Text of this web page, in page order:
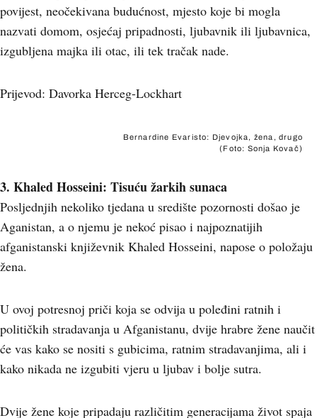
povijest, neočekivana budućnost, mjesto koje bi mogla
nazvati domom, osjećaj pripadnosti, ljubavnik ili ljubavnica,
izgubljena majka ili otac, ili tek tračak nade.
Prijevod: Davorka Herceg-Lockhart
Bernardine Evaristo: Djevojka, žena, drugo
(Foto: Sonja Kovač)
3. Khaled Hosseini: Tisuću žarkih sunaca
Posljednjih nekoliko tjedana u središte pozornosti došao je
Aganistan, a o njemu je nekoć pisao i najpoznatijih
afganistanski književnik Khaled Hosseini, napose o položaju
žena.
U ovoj potresnoj priči koja se odvija u poleđini ratnih i
političkih stradavanja u Afganistanu, dvije hrabre žene naučit
će vas kako se nositi s gubicima, ratnim stradavanjima, ali i
kako nikada ne izgubiti vjeru u ljubav i bolje sutra.
Dvije žene koje pripadaju različitim generacijama život spaja